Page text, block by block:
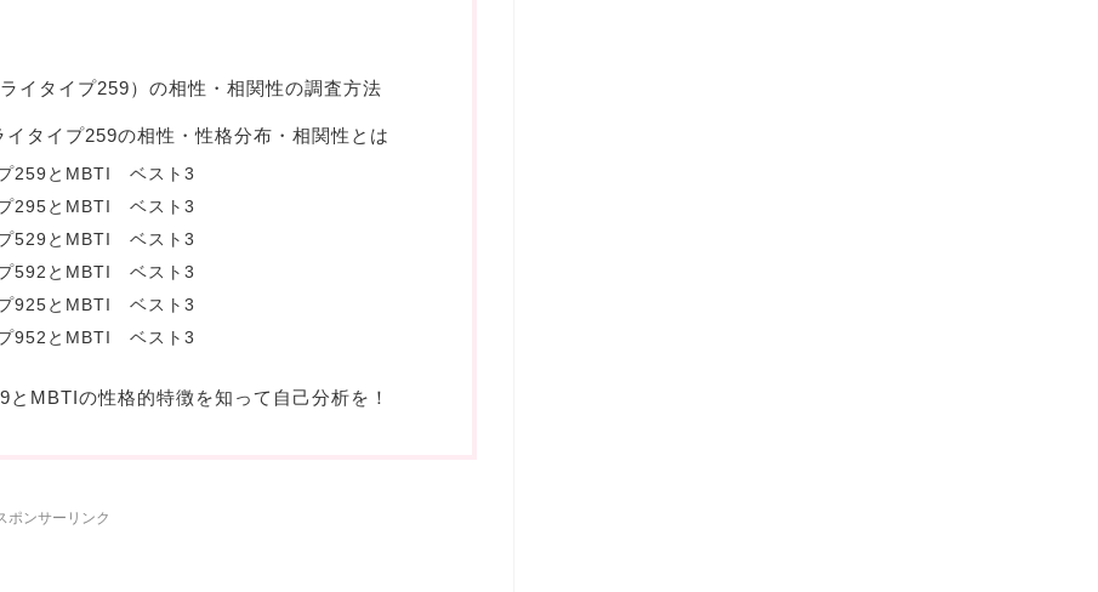
イタイプ259）の相性・相関性の調査方法
タイプ259の相性・性格分布・相関性とは
259とMBTI ベスト3
295とMBTI ベスト3
529とMBTI ベスト3
592とMBTI ベスト3
925とMBTI ベスト3
952とMBTI ベスト3
MBTIの性格的特徴を知って自己分析を！
ポンサーリンク